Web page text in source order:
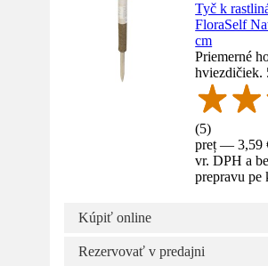
Tyč k
FloraSelf
cm
Priemerné
hviezdičiek.
(5)
preț — 3,59
vr. DPH a
prepravu pe
Kúpiť online
Rezervovať v predajni